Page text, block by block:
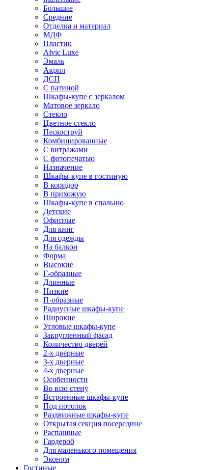
Большие
Средние
Отделка и материал
МДФ
Пластик
Alvic Luxe
Эмаль
Акрил
ДСП
С патиной
Шкафы-купе с зеркалом
Матовое зеркало
Стекло
Цветное стекло
Пескоструй
Комбинированные
С витражами
С фотопечатью
Назначение
Шкафы-купе в гостиную
В коридор
В прихожую
Шкафы-купе в спальню
Детские
Офисные
Для книг
Для одежды
На балкон
Форма
Высокие
Г-образные
Длинные
Низкие
П-образные
Радиусные шкафы-купе
Широкие
Угловые шкафы-купе
Закругленный фасад
Количество дверей
2-х дверные
3-х дверные
4-х дверные
Особенности
Во всю стену
Встроенные шкафы-купе
Под потолок
Раздвижные шкафы-купе
Открытая секция посередине
Распашные
Гардероб
Для маленького помещения
Эконом
Гостиные